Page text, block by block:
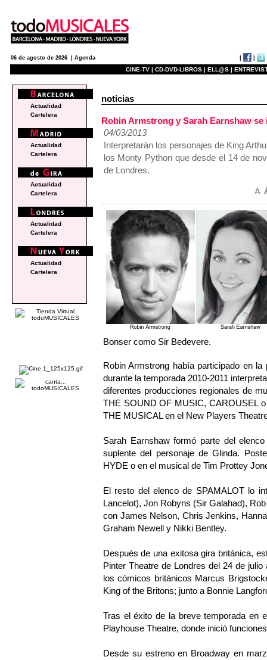
06 de agosto de 2026 | Agenda
CINE-TV | CD-DVD-LIBROS | ELL@S |
noticias
Robin Armstrong y Sarah Earnshaw
04/03/2013
Interpretarán los personajes de King
los Monty Python que desde el 14 de
de Londres.
Bonser como Sir Bedevere.
Robin Armstrong había participado en
durante la temporada 2010-2011
diferentes producciones regionales de
THE SOUND OF MUSIC, CAROUSEL
THE MUSICAL en el New Players
Sarah Earnshaw formó parte del
suplente del personaje de Glinda.
HYDE o en el musical de Tim Prottey
El resto del elenco de SPAMALOT lo
Lancelot), Jon Robyns (Sir Galahad),
con James Nelson, Chris Jenkins,
Graham Newell y Nikki Bentley.
Después de una exitosa gira británica,
Pinter Theatre de Londres del 24 de
los cómicos británicos Marcus
King of the Britons; junto a Bonnie
Tras el éxito de la breve temporada en
Playhouse Theatre, donde inició
Desde su estreno en Broadway en
Actualidad
Cartelera
Actualidad
Cartelera
Actualidad
Cartelera
Actualidad
Cartelera
Actualidad
Cartelera